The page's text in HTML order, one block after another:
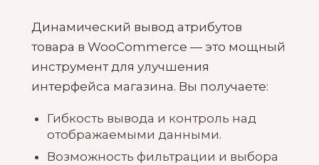
Динамический вывод атрибутов
товара в WooCommerce — это мощный
инструмент для улучшения
интерфейса магазина. Вы получаете:
Гибкость вывода и контроль над
отображаемыми данными.
Возможность фильтрации и выбора